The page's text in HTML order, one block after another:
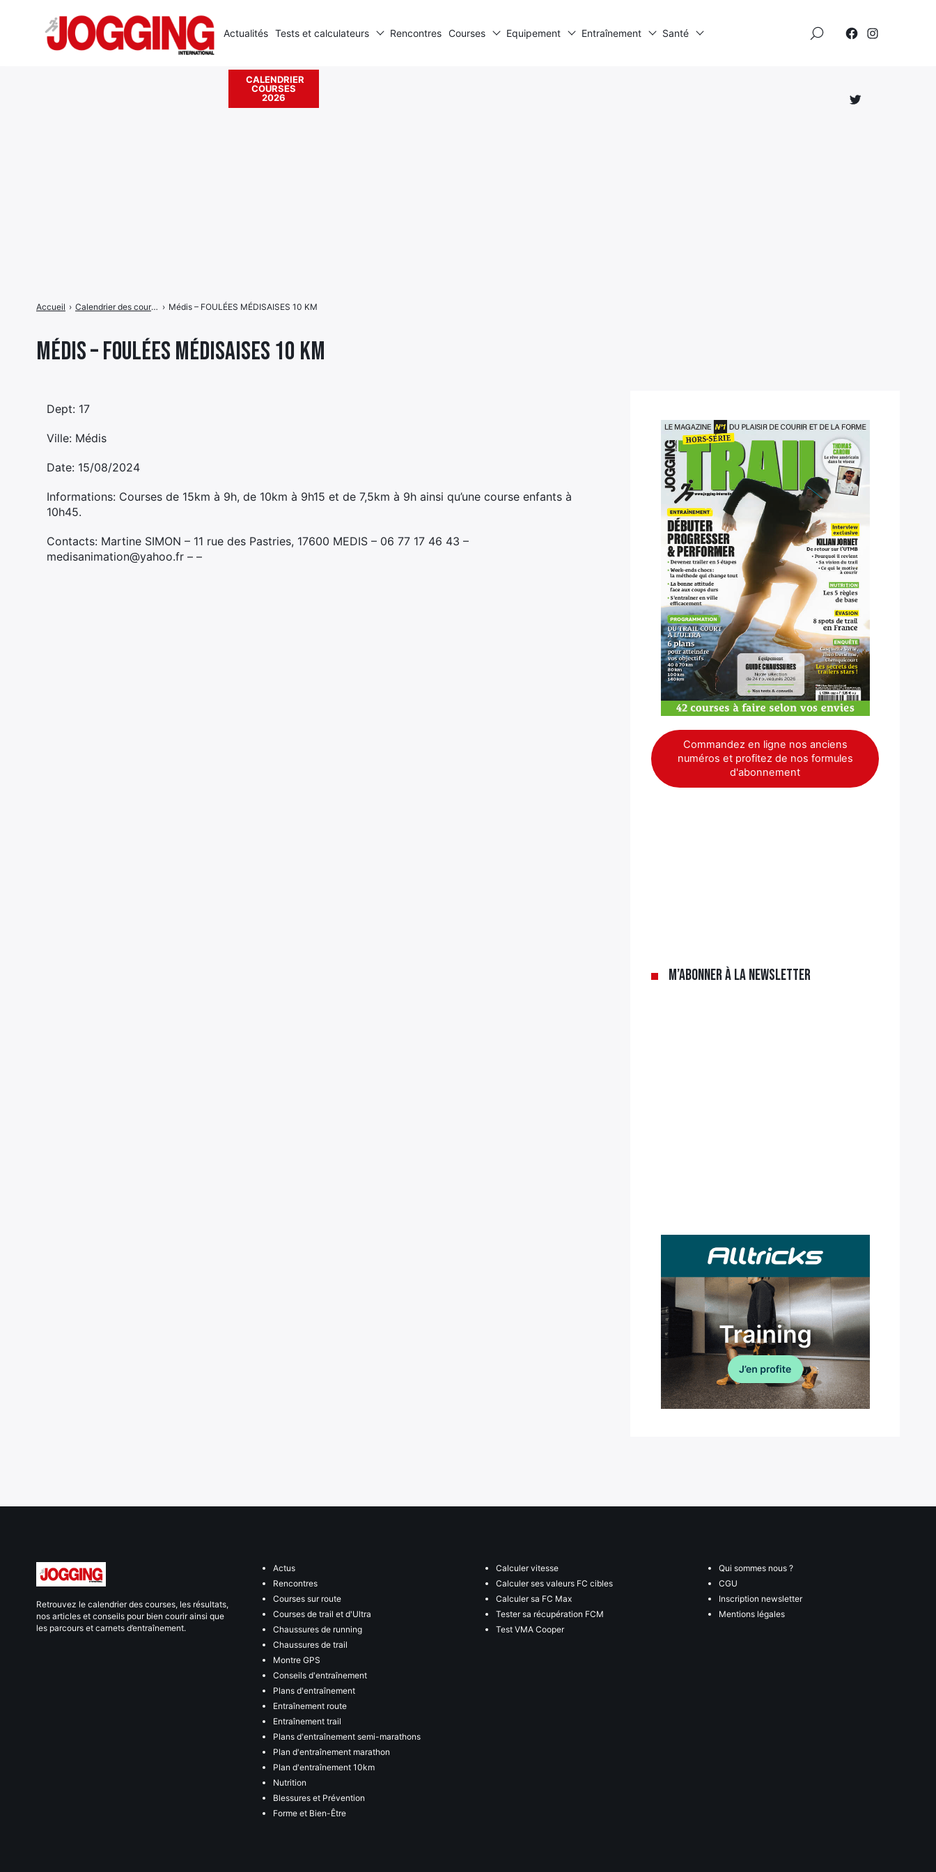
Médis – FOULÉES MÉDISAISES 10 KM
Accueil › Calendrier des courses › Médis – FOULÉES MÉDISAISES 10 KM
Dept: 17
Ville: Médis
Date: 15/08/2024
Informations: Courses de 15km à 9h, de 10km à 9h15 et de 7,5km à 9h ainsi qu’une course enfants à
10h45.
Contacts: Martine SIMON – 11 rue des Pastries, 17600 MEDIS – 06 77 17 46 43 –
medisanimation@yahoo.fr – –
Commandez en ligne nos anciens
numéros et profitez de nos formules
d'abonnement
M’abonner à la newsletter
Actualités Tests et calculateurs Rencontres Courses Equipement Entraînement Santé
CALENDRIER
COURSES
2026
Élément
Retrouvez le calendrier des courses, les résultats,
nos articles et conseils pour bien courir ainsi que
les parcours et carnets d’entraînement.
Actus
Rencontres
Courses sur route
Courses de trail et d'Ultra
Chaussures de running
Chaussures de trail
Montre GPS
Conseils d'entraînement
Plans d'entraînement
Entraînement route
Entraînement trail
Plans d'entraînement semi-marathons
Plan d'entraînement marathon
Plan d'entraînement 10km
Nutrition
Blessures et Prévention
Forme et Bien-Être
Calculer vitesse
Calculer ses valeurs FC cibles
Calculer sa FC Max
Tester sa récupération FCM
Test VMA Cooper
Qui sommes nous ?
CGU
Inscription newsletter
Mentions légales
Rechercher